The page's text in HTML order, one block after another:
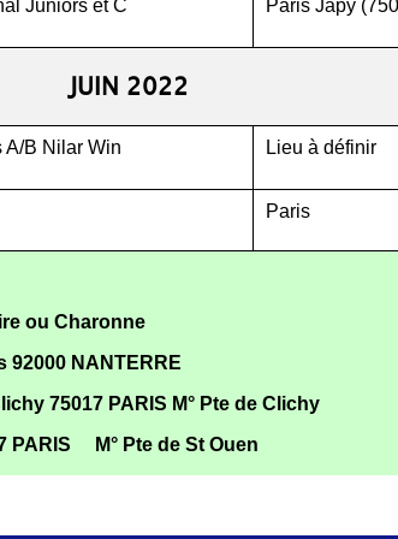
Juniors et C
Paris Japy
JUIN 2022
A/B Nilar Win
Lieu à définir
Paris
ou Charonne
92000 NANTERRE
75017 PARIS M° Pte de Clichy
PARIS M° Pte de St Ouen